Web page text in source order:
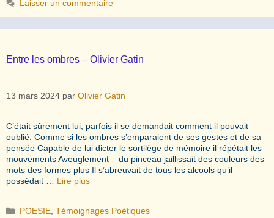
Laisser un commentaire
Entre les ombres – Olivier Gatin
13 mars 2024 par Olivier Gatin
C’était sûrement lui, parfois il se demandait comment il pouvait
oublié. Comme si les ombres s’emparaient de ses gestes et de sa
pensée Capable de lui dicter le sortilège de mémoire il répétait les
mouvements Aveuglement – du pinceau jaillissait des couleurs des
mots des formes plus Il s’abreuvait de tous les alcools qu’il
possédait … Lire plus
Catégories
POESIE ,Témoignages Poétiques